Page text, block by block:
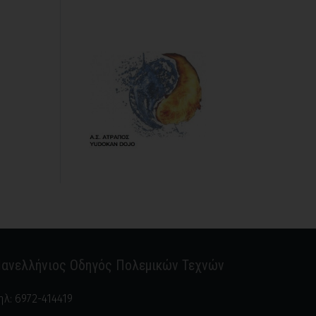
Οδηγός Πολεμικών Τεχνών
6972-414419